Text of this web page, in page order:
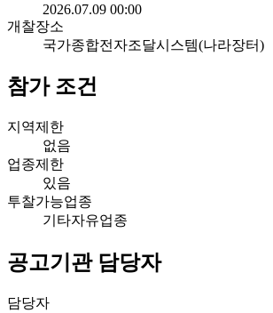
2026.07.09 00:00
개찰장소
국가종합전자조달시스템(나라장터)
참가 조건
지역제한
없음
업종제한
있음
투찰가능업종
기타자유업종
공고기관 담당자
담당자